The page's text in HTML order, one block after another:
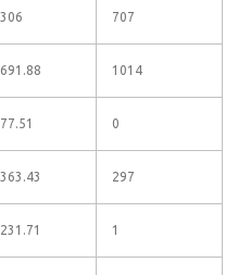
306 707
691.88 1014
77.51 0
363.43 297
231.71 1